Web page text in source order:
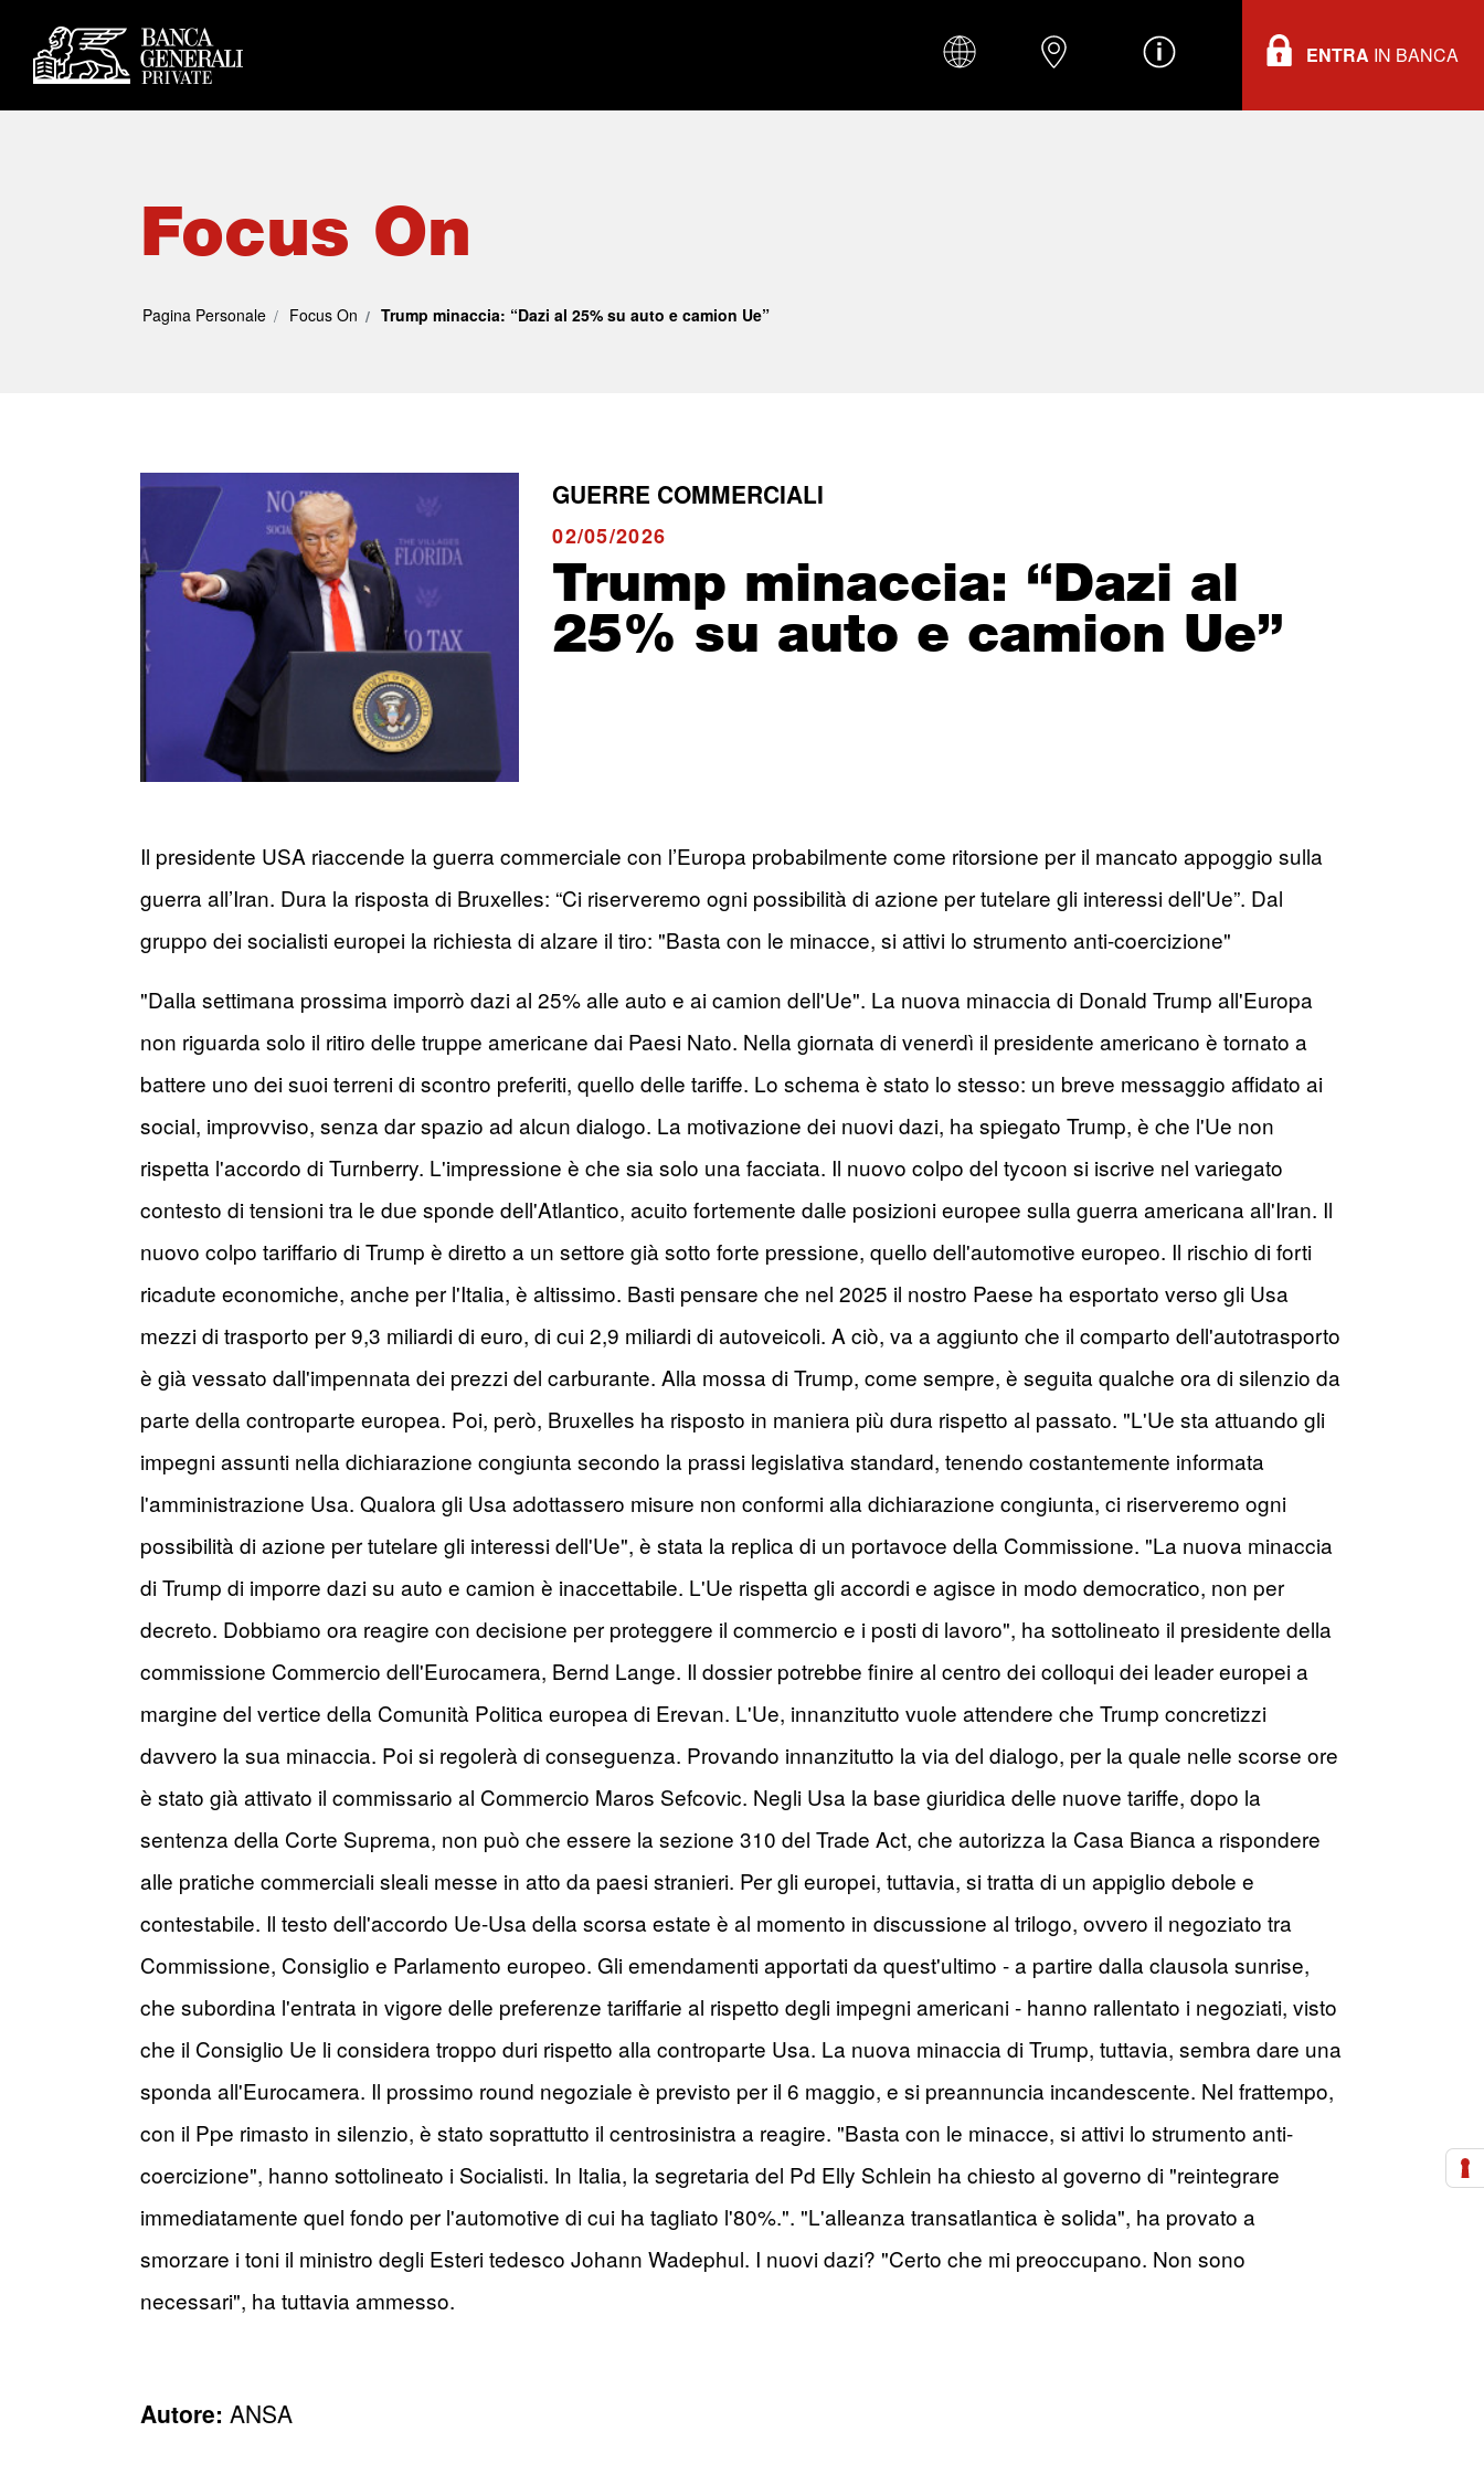
ENTRA IN BANCA
Focus On
Pagina Personale Focus On Trump minaccia: “Dazi al 25% su auto e camion Ue”
GUERRE COMMERCIALI
02/05/2026
Trump minaccia: “Dazi al
25% su auto e camion Ue”
Il presidente USA riaccende la guerra commerciale con l’Europa probabilmente come ritorsione per il mancato appoggio sulla
guerra all’Iran. Dura la risposta di Bruxelles: “Ci riserveremo ogni possibilità di azione per tutelare gli interessi dell'Ue”. Dal
gruppo dei socialisti europei la richiesta di alzare il tiro: "Basta con le minacce, si attivi lo strumento anti-coercizione"
"Dalla settimana prossima imporrò dazi al 25% alle auto e ai camion dell'Ue". La nuova minaccia di Donald Trump all'Europa
non riguarda solo il ritiro delle truppe americane dai Paesi Nato. Nella giornata di venerdì il presidente americano è tornato a
battere uno dei suoi terreni di scontro preferiti, quello delle tariffe. Lo schema è stato lo stesso: un breve messaggio affidato ai
social, improvviso, senza dar spazio ad alcun dialogo. La motivazione dei nuovi dazi, ha spiegato Trump, è che l'Ue non
rispetta l'accordo di Turnberry. L'impressione è che sia solo una facciata. Il nuovo colpo del tycoon si iscrive nel variegato
contesto di tensioni tra le due sponde dell'Atlantico, acuito fortemente dalle posizioni europee sulla guerra americana all'Iran. Il
nuovo colpo tariffario di Trump è diretto a un settore già sotto forte pressione, quello dell'automotive europeo. Il rischio di forti
ricadute economiche, anche per l'Italia, è altissimo. Basti pensare che nel 2025 il nostro Paese ha esportato verso gli Usa
mezzi di trasporto per 9,3 miliardi di euro, di cui 2,9 miliardi di autoveicoli. A ciò, va a aggiunto che il comparto dell'autotrasporto
è già vessato dall'impennata dei prezzi del carburante. Alla mossa di Trump, come sempre, è seguita qualche ora di silenzio da
parte della controparte europea. Poi, però, Bruxelles ha risposto in maniera più dura rispetto al passato. "L'Ue sta attuando gli
impegni assunti nella dichiarazione congiunta secondo la prassi legislativa standard, tenendo costantemente informata
l'amministrazione Usa. Qualora gli Usa adottassero misure non conformi alla dichiarazione congiunta, ci riserveremo ogni
possibilità di azione per tutelare gli interessi dell'Ue", è stata la replica di un portavoce della Commissione. "La nuova minaccia
di Trump di imporre dazi su auto e camion è inaccettabile. L'Ue rispetta gli accordi e agisce in modo democratico, non per
decreto. Dobbiamo ora reagire con decisione per proteggere il commercio e i posti di lavoro", ha sottolineato il presidente della
commissione Commercio dell'Eurocamera, Bernd Lange. Il dossier potrebbe finire al centro dei colloqui dei leader europei a
margine del vertice della Comunità Politica europea di Erevan. L'Ue, innanzitutto vuole attendere che Trump concretizzi
davvero la sua minaccia. Poi si regolerà di conseguenza. Provando innanzitutto la via del dialogo, per la quale nelle scorse ore
è stato già attivato il commissario al Commercio Maros Sefcovic. Negli Usa la base giuridica delle nuove tariffe, dopo la
sentenza della Corte Suprema, non può che essere la sezione 310 del Trade Act, che autorizza la Casa Bianca a rispondere
alle pratiche commerciali sleali messe in atto da paesi stranieri. Per gli europei, tuttavia, si tratta di un appiglio debole e
contestabile. Il testo dell'accordo Ue-Usa della scorsa estate è al momento in discussione al trilogo, ovvero il negoziato tra
Commissione, Consiglio e Parlamento europeo. Gli emendamenti apportati da quest'ultimo - a partire dalla clausola sunrise,
che subordina l'entrata in vigore delle preferenze tariffarie al rispetto degli impegni americani - hanno rallentato i negoziati, visto
che il Consiglio Ue li considera troppo duri rispetto alla controparte Usa. La nuova minaccia di Trump, tuttavia, sembra dare una
sponda all'Eurocamera. Il prossimo round negoziale è previsto per il 6 maggio, e si preannuncia incandescente. Nel frattempo,
con il Ppe rimasto in silenzio, è stato soprattutto il centrosinistra a reagire. "Basta con le minacce, si attivi lo strumento anti-
coercizione", hanno sottolineato i Socialisti. In Italia, la segretaria del Pd Elly Schlein ha chiesto al governo di "reintegrare
immediatamente quel fondo per l'automotive di cui ha tagliato l'80%.". "L'alleanza transatlantica è solida", ha provato a
smorzare i toni il ministro degli Esteri tedesco Johann Wadephul. I nuovi dazi? "Certo che mi preoccupano. Non sono
necessari", ha tuttavia ammesso.
Autore: ANSA